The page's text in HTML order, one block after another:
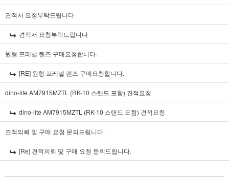
견적서 요청부탁드립니다
견적서 요청부탁드립니다
원형 프레넬 렌즈 구매요청합니다.
[RE] 원형 프레넬 렌즈 구매요청합니다.
dino-lite AM7915MZTL (RK-10 스탠드 포함) 견적요청
dino-lite AM7915MZTL (RK-10 스탠드 포함) 견적요청
견적의뢰 및 구매 요청 문의드립니다.
[Re] 견적의뢰 및 구매 요청 문의드립니다.